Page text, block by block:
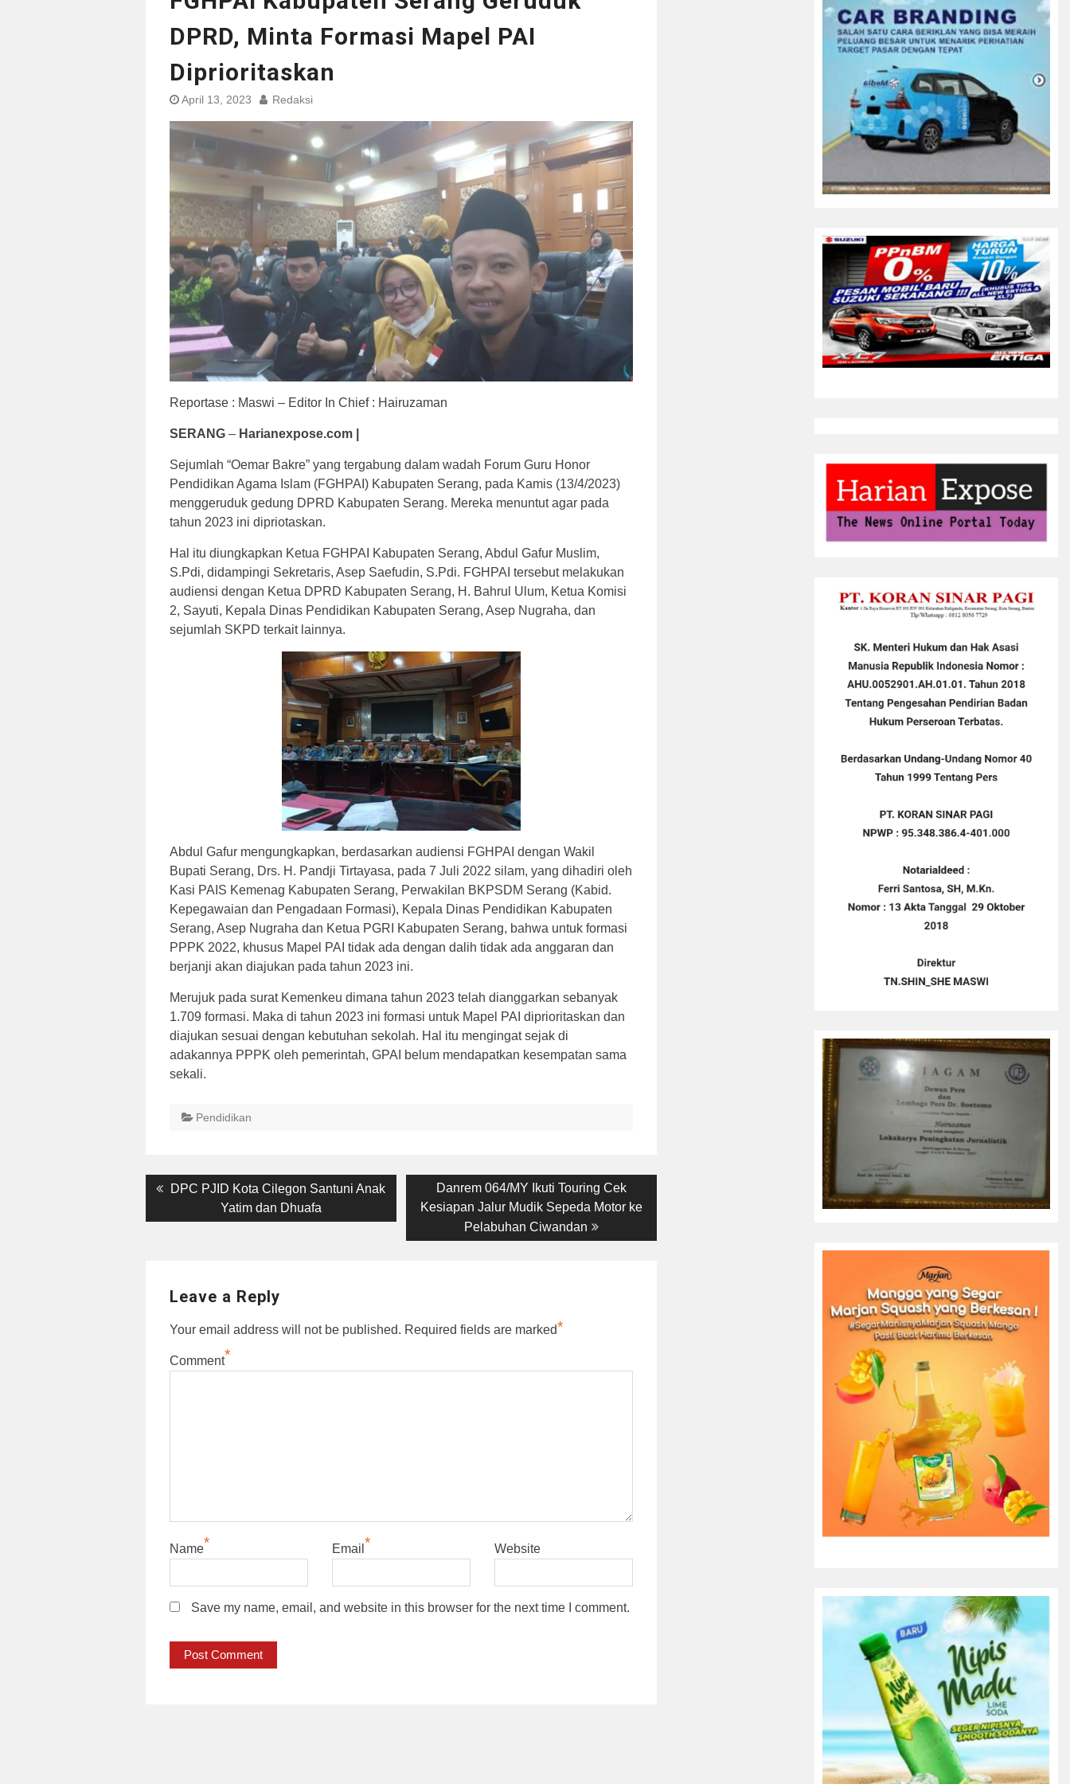
DPRD, Minta Formasi Mapel PAI
Diprioritaskan
April 13, 2023 Redaksi
Reportase : Maswi – Editor In Chief : Hairuzaman
SERANG – Harianexpose.com |
Sejumlah “Oemar Bakre” yang tergabung dalam wadah Forum Guru Honor
Pendidikan Agama Islam (FGHPAI) Kabupaten Serang, pada Kamis (13/4/2023)
menggeruduk gedung DPRD Kabupaten Serang. Mereka menuntut agar pada
tahun 2023 ini dipriotaskan.
Hal itu diungkapkan Ketua FGHPAI Kabupaten Serang, Abdul Gafur Muslim,
S.Pdi, didampingi Sekretaris, Asep Saefudin, S.Pdi. FGHPAI tersebut melakukan
audiensi dengan Ketua DPRD Kabupaten Serang, H. Bahrul Ulum, Ketua Komisi
2, Sayuti, Kepala Dinas Pendidikan Kabupaten Serang, Asep Nugraha, dan
sejumlah SKPD terkait lainnya.
Abdul Gafur mengungkapkan, berdasarkan audiensi FGHPAI dengan Wakil
Bupati Serang, Drs. H. Pandji Tirtayasa, pada 7 Juli 2022 silam, yang dihadiri oleh
Kasi PAIS Kemenag Kabupaten Serang, Perwakilan BKPSDM Serang (Kabid.
Kepegawaian dan Pengadaan Formasi), Kepala Dinas Pendidikan Kabupaten
Serang, Asep Nugraha dan Ketua PGRI Kabupaten Serang, bahwa untuk formasi
PPPK 2022, khusus Mapel PAI tidak ada dengan dalih tidak ada anggaran dan
berjanji akan diajukan pada tahun 2023 ini.
Merujuk pada surat Kemenkeu dimana tahun 2023 telah dianggarkan sebanyak
1.709 formasi. Maka di tahun 2023 ini formasi untuk Mapel PAI diprioritaskan dan
diajukan sesuai dengan kebutuhan sekolah. Hal itu mengingat sejak di
adakannya PPPK oleh pemerintah, GPAI belum mendapatkan kesempatan sama
sekali.
Pendidikan
Post
navigation
Previous
DPC PJID Kota Cilegon Santuni Anak
Yatim dan Dhuafa
Next
post:
Danrem 064/MY Ikuti Touring Cek
Kesiapan Jalur Mudik Sepeda Motor ke
Pelabuhan Ciwandan
Leave a Reply
Your email address will not be published. Required fields are marked*
Comment*
Name* Email * Website
Save my name, email, and website in this browser for the next time I comment.